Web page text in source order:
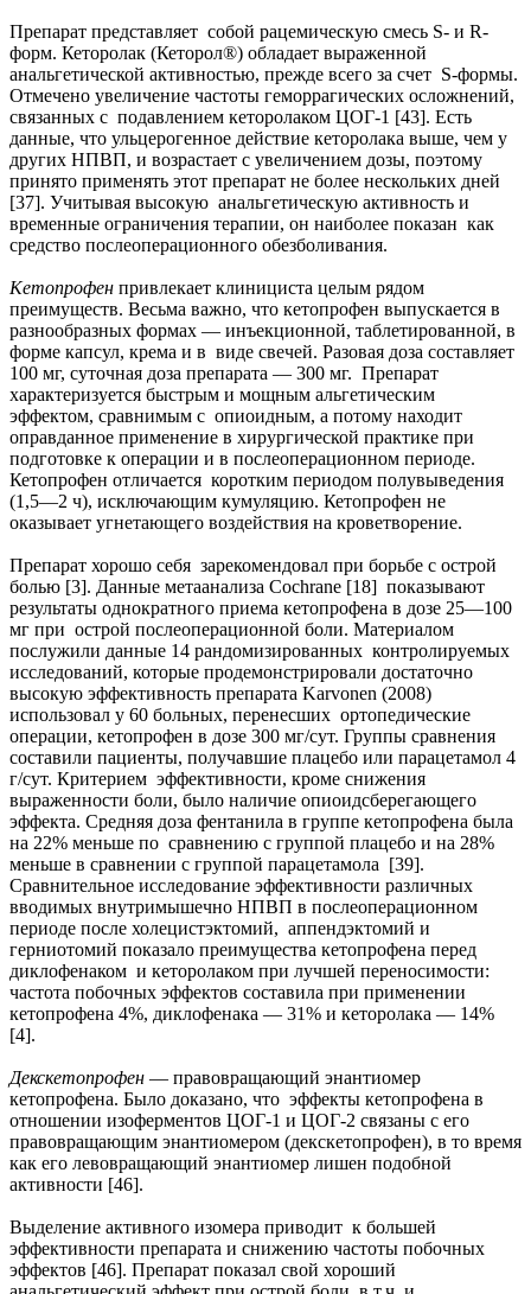
Препарат представляет собой рацемическую смесь S- и R-
форм. Кеторолак (Кеторол®) обладает выраженной
анальгетической активностью, прежде всего за счет S-формы.
Отмечено увеличение частоты геморрагических осложнений,
связанных с подавлением кеторолаком ЦОГ-1 [43]. Есть
данные, что ульцерогенное действие кеторолака выше, чем у
других НПВП, и возрастает с увеличением дозы, поэтому
принято применять этот препарат не более нескольких дней
[37]. Учитывая высокую анальгетическую активность и
временные ограничения терапии, он наиболее показан как
средство послеоперационного обезболивания.
Кетопрофен привлекает клинициста целым рядом
преимуществ. Весьма важно, что кетопрофен выпускается в
разнообразных формах — инъекционной, таблетированной, в
форме капсул, крема и в виде свечей. Разовая доза составляет
100 мг, суточная доза препарата — 300 мг. Препарат
характеризуется быстрым и мощным альгетическим
эффектом, сравнимым с опиоидным, а потому находит
оправданное применение в хирургической практике при
подготовке к операции и в послеоперационном периоде.
Кетопрофен отличается коротким периодом полувыведения
(1,5—2 ч), исключающим кумуляцию. Кетопрофен не
оказывает угнетающего воздействия на кроветворение.
Препарат хорошо себя зарекомендовал при борьбе с острой
болью [3]. Данные метаанализа Cochrane [18] показывают
результаты однократного приема кетопрофена в дозе 25—100
мг при острой послеоперационной боли. Материалом
послужили данные 14 рандомизированных контролируемых
исследований, которые продемонстрировали достаточно
высокую эффективность препарата Karvonen (2008)
использовал у 60 больных, перенесших ортопедические
операции, кетопрофен в дозе 300 мг/сут. Группы сравнения
составили пациенты, получавшие плацебо или парацетамол 4
г/сут. Критерием эффективности, кроме снижения
выраженности боли, было наличие опиоидсберегающего
эффекта. Средняя доза фентанила в группе кетопрофена была
на 22% меньше по сравнению с группой плацебо и на 28%
меньше в сравнении с группой парацетамола [39].
Сравнительное исследование эффективности различных
вводимых внутримышечно НПВП в послеоперационном
периоде после холецистэктомий, аппендэктомий и
герниотомий показало преимущества кетопрофена перед
диклофенаком и кеторолаком при лучшей переносимости:
частота побочных эффектов составила при применении
кетопрофена 4%, диклофенака — 31% и кеторолака — 14%
[4].
Декскетопрофен — правовращающий энантиомер
кетопрофена. Было доказано, что эффекты кетопрофена в
отношении изоферментов ЦОГ-1 и ЦОГ-2 связаны с его
правовращающим энантиомером (декскетопрофен), в то время
как его левовращающий энантиомер лишен подобной
активности [46].
Выделение активного изомера приводит к большей
эффективности препарата и снижению частоты побочных
эффектов [46]. Препарат показал свой хороший